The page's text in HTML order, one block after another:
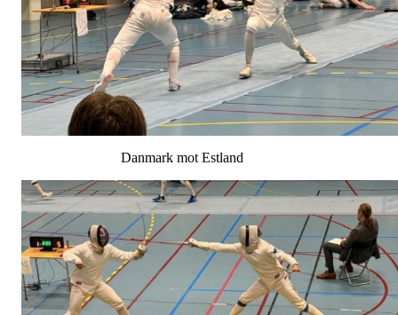
Danmark mot Estland